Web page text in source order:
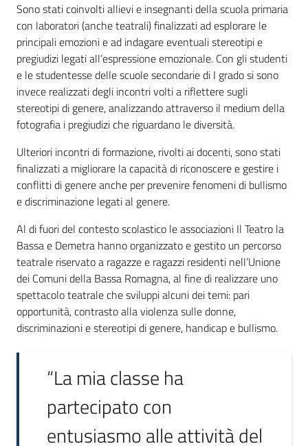
Sono stati coinvolti allievi e insegnanti della scuola primaria
con laboratori (anche teatrali) finalizzati ad esplorare le
principali emozioni e ad indagare eventuali stereotipi e
pregiudizi legati all’espressione emozionale. Con gli studenti
e le studentesse delle scuole secondarie di I grado si sono
invece realizzati degli incontri volti a riflettere sugli
stereotipi di genere, analizzando attraverso il medium della
fotografia i pregiudizi che riguardano le diversità.
Ulteriori incontri di formazione, rivolti ai docenti, sono stati
finalizzati a migliorare la capacità di riconoscere e gestire i
conflitti di genere anche per prevenire fenomeni di bullismo
e discriminazione legati al genere.
Al di fuori del contesto scolastico le associazioni Il Teatro la
Bassa e Demetra hanno organizzato e gestito un percorso
teatrale riservato a ragazze e ragazzi residenti nell’Unione
dei Comuni della Bassa Romagna, al fine di realizzare uno
spettacolo teatrale che sviluppi alcuni dei temi: pari
opportunità, contrasto alla violenza sulle donne,
discriminazioni e stereotipi di genere, handicap e bullismo.
“La mia classe ha
partecipato con
entusiasmo alle attività del